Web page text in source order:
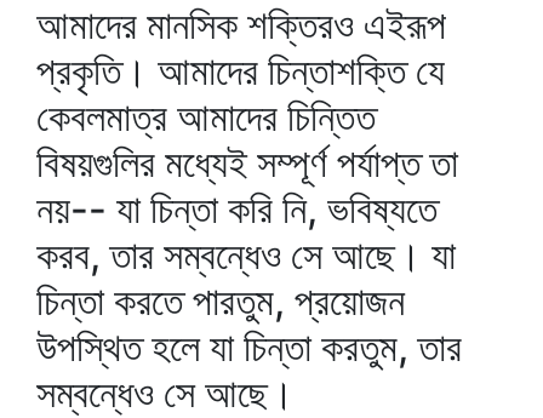
আমাদের মানসিক শক্তিরও এইরূপ
প্রকৃতি। আমাদের চিন্তাশক্তি যে
কেবলমাত্র আমাদের চিন্তিত
বিষয়গুলির মধ্যেই সম্পূর্ণ পর্যাপ্ত তা
নয়-- যা চিন্তা করি নি, ভবিষ্যতে
করব, তার সম্বন্ধেও সে আছে। যা
চিন্তা করতে পারতুম, প্রয়োজন
উপস্থিত হলে যা চিন্তা করতুম, তার
সম্বন্ধেও সে আছে।